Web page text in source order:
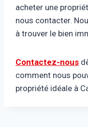
acheter une
nous contacter.
à trouver le bien
Contactez-nous
comment nous
propriété idéale à